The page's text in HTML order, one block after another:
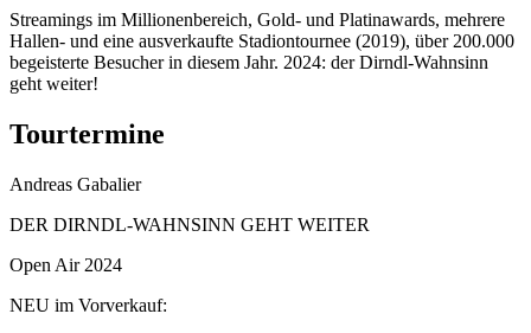
Streamings im Millionenbereich, Gold- und Platinawards, mehrere
Hallen- und eine ausverkaufte Stadiontournee (2019), über 200.000
begeisterte Besucher in diesem Jahr. 2024: der Dirndl-Wahnsinn
geht weiter!
Tourtermine
Andreas Gabalier
DER DIRNDL-WAHNSINN GEHT WEITER
Open Air 2024
NEU im Vorverkauf: